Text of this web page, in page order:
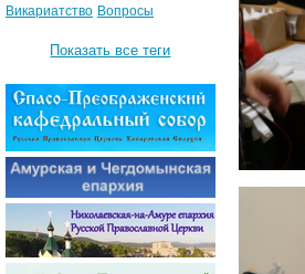
Викариатство Вопросы
Показать все теги